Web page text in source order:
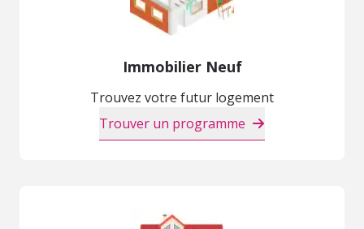
Immobilier Neuf
Trouvez votre futur logement
Trouver un programme